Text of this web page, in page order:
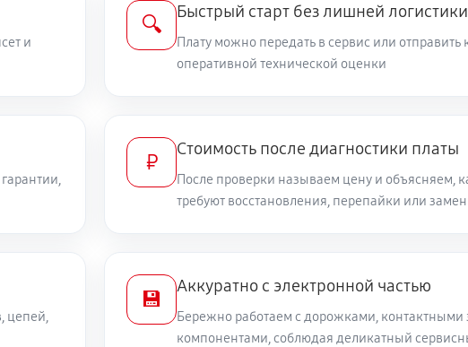
и
🔍
Быстрый старт без лишней логистики
Плату можно передать в сервис или отправить
оперативной технической оценки
₽
Стоимость после диагностики платы
После проверки называем цену и объясняем,
требуют восстановления, перепайки или
цепей,
💾
Аккуратно с электронной частью
Бережно работаем с дорожками, контактными
компонентами, соблюдая деликатный